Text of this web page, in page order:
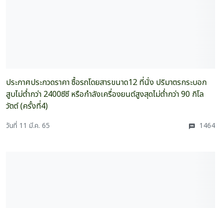
ประกาศประกวดราคา ซื้อรถโดยสารขนาด12 ที่นั่ง ปริมาตรกระบอก
สูบไม่ต่ำกว่า 2400ซีซี หรือกำลังเครื่องยนต์สูงสุดไม่ต่ำกว่า 90 กิโล
วัตต์ (ครั้งที่4)
วันที่ 11 มี.ค. 65 1464